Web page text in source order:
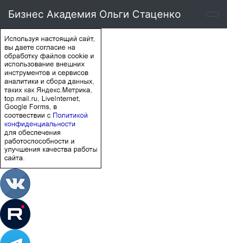
Бизнес Академия Ольги Стаценко